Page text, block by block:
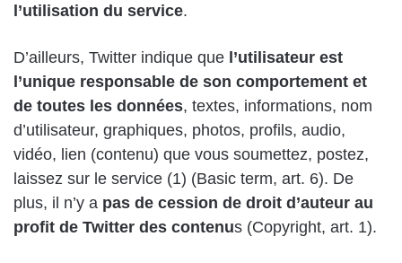
l’utilisation du service.
D’ailleurs, Twitter indique que l’utilisateur est
l’unique responsable de son comportement et
de toutes les données, textes, informations, nom
d’utilisateur, graphiques, photos, profils, audio,
vidéo, lien (contenu) que vous soumettez, postez,
laissez sur le service (1) (Basic term, art. 6). De
plus, il n’y a pas de cession de droit d’auteur au
profit de Twitter des contenus (Copyright, art. 1).